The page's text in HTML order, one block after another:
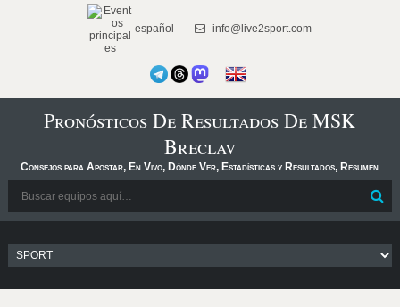
español info@live2sport.com
Pronósticos De Resultados De MSK
Breclav
Consejos para Apostar, En Vivo, Dónde Ver, Estadísticas y Resultados, Resumen